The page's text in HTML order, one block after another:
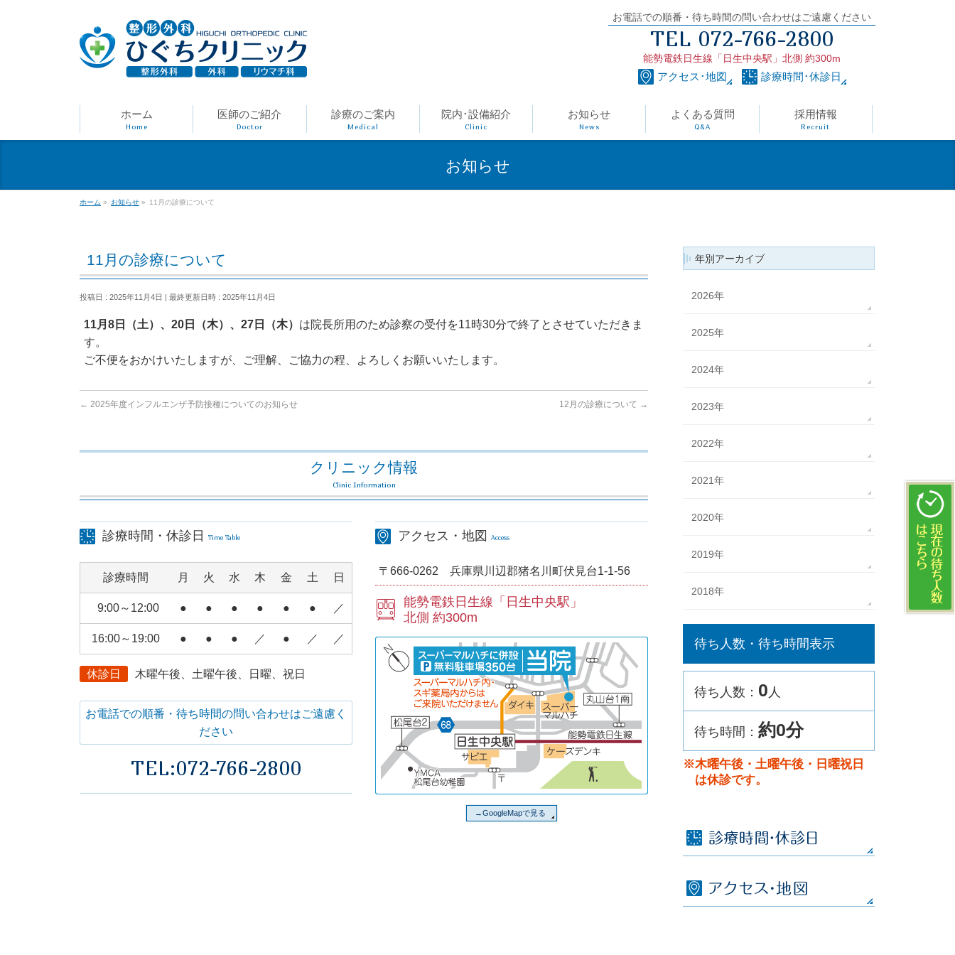
お電話での順番・待ち時間の問い合わせはご遠慮ください
TEL 072-766-2800
能勢電鉄日生線「日生中央駅」北側 約300m
アクセス･地図 診療時間･休診日
ホーム
Home
医師のご紹介
Doctor
診療のご案内
Medical
院内･設備紹介
Clinic
お知らせ
News
よくある質問
Q&A
採用情報
Recruit
お知らせ
ホーム » お知らせ » 11月の診療について
11月の診療について
投稿日 : 2025年11月4日 最終更新日時 : 2025年11月4日
11月8日（土）、20日（木）、27日（木） は院長所用のため診察の受付を11時30分で終了とさせていただきま
す。
ご不便をおかけいたしますが、ご理解、ご協力の程、よろしくお願いいたします。
← 2025年度インフルエンザ予防接種についてのお知らせ 12月の診療について →
クリニック情報
Clinic Information
診療時間・休診日 Time Table
診療時間 月 火 水 木 金 土 日
9:00～12:00 ● ● ● ● ● ● ／
16:00～19:00 ● ● ● ／ ● ／ ／
休診日 木曜午後、土曜午後、日曜、祝日
お電話での順番・待ち時間の問い合わせはご遠慮く
ださい
TEL:072-766-2800
アクセス・地図 Access
〒666-0262 兵庫県川辺郡猪名川町伏見台1-1-56
能勢電鉄日生線 「日生中央駅」
北側 約300m
→GoogleMapで見る
年別アーカイブ
2026年
2025年
2024年
2023年
2022年
2021年
2020年
2019年
2018年
待ち人数・待ち時間表示
待ち人数： 0 人
待ち時間： 約0分
※木曜午後・土曜午後・日曜祝日
は休診です。